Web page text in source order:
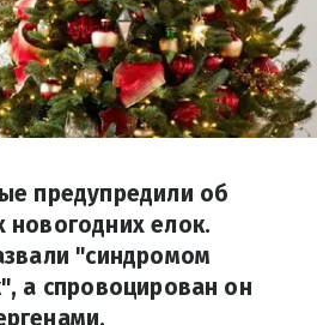
предупредили об
новогодних елок.
"синдромом
а спровоцирован он